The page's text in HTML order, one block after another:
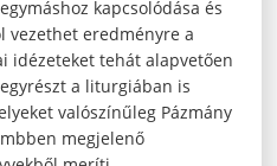
kapcsolódása és
vezethet eredményre a
idézeteket tehát alapvetően
a liturgiában is
valószínűleg Pázmány
megjelenő